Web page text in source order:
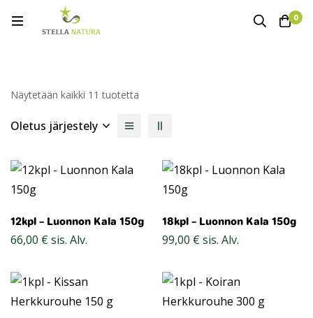
0
Näytetään kaikki 11 tuotetta
Oletus järjestely
12kpl – Luonnon Kala 150g
66,00 € sis. Alv.
18kpl – Luonnon Kala 150g
99,00 € sis. Alv.